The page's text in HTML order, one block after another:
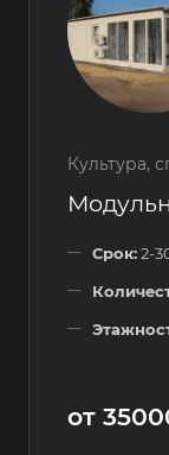
Культура,
Срок:2-
от